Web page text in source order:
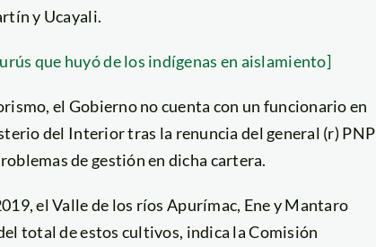
y Ucayali.
que huyó de los indígenas en aislamiento]
el Gobierno no cuenta con un funcionario en
del Interior tras la renuncia del general (r) PNP
de gestión en dicha cartera.
el Valle de los ríos Apurímac, Ene y Mantaro
total de estos cultivos, indica la Comisión